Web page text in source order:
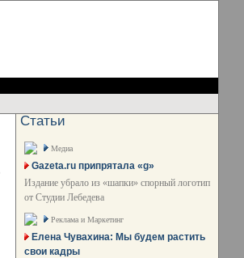
Статьи
Медиа
Gazeta.ru припрятала «g»
Издание убрало из «шапки» спорный логотип
от Студии Лебедева
Реклама и Маркетинг
Елена Чувахина: Мы будем растить
свои кадры